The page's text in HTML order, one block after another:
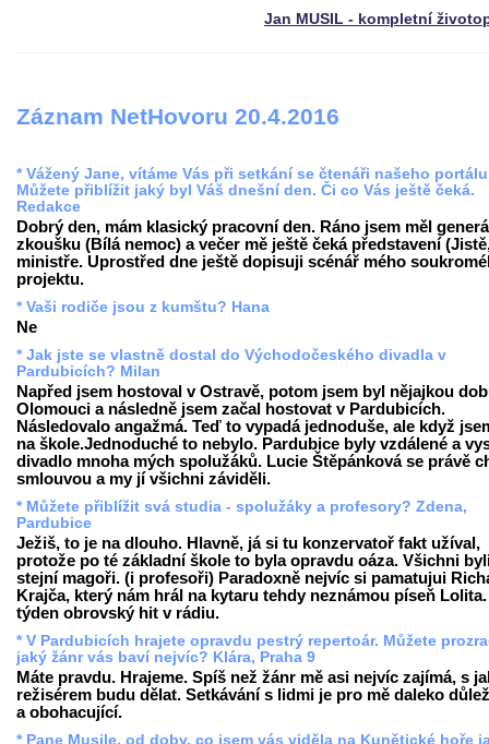
Jan MUSIL - kompletní
Záznam NetHovoru 20.4.2016
* Vážený Jane, vítáme Vás při setkání se čtenáři našeho
Můžete přiblížit jaký byl Váš dnešní den. Či co Vás ještě čeká.
Redakce
Dobrý den, mám klasický pracovní den. Ráno jsem měl
zkoušku (Bílá nemoc) a večer mě ještě čeká představení
ministře. Uprostřed dne ještě dopisuji scénář mého
projektu.
* Vaši rodiče jsou z kumštu? Hana
Ne
* Jak jste se vlastně dostal do Východočeského divadla v
Pardubicích? Milan
Napřed jsem hostoval v Ostravě, potom jsem byl nějajkou
Olomouci a následně jsem začal hostovat v Pardubicích.
Následovalo angažmá. Teď to vypadá jednoduše, ale když
na škole.Jednoduché to nebylo. Pardubice byly vzdálené a
divadlo mnoha mých spolužáků. Lucie Štěpánková se právě
smlouvou a my jí všichni záviděli.
* Můžete přiblížit svá studia - spolužáky a profesory? Zdena,
Pardubice
Ježiš, to je na dlouho. Hlavně, já si tu konzervatoř fakt užíval,
protože po té základní škole to byla opravdu oáza. Všichni
stejní magoři. (i profesoři) Paradoxně nejvíc si pamatujui
Krajča, který nám hrál na kytaru tehdy neznámou píseň Lolita.
týden obrovský hit v rádiu.
* V Pardubicích hrajete opravdu pestrý repertoár. Můžete
jaký žánr vás baví nejvíc? Klára, Praha 9
Máte pravdu. Hrajeme. Spíš než žánr mě asi nejvíc zajímá, s
režisérem budu dělat. Setkávání s lidmi je pro mě daleko
a obohacující.
* Pane Musile, od doby, co jsem vás viděla na Kunětické hoře